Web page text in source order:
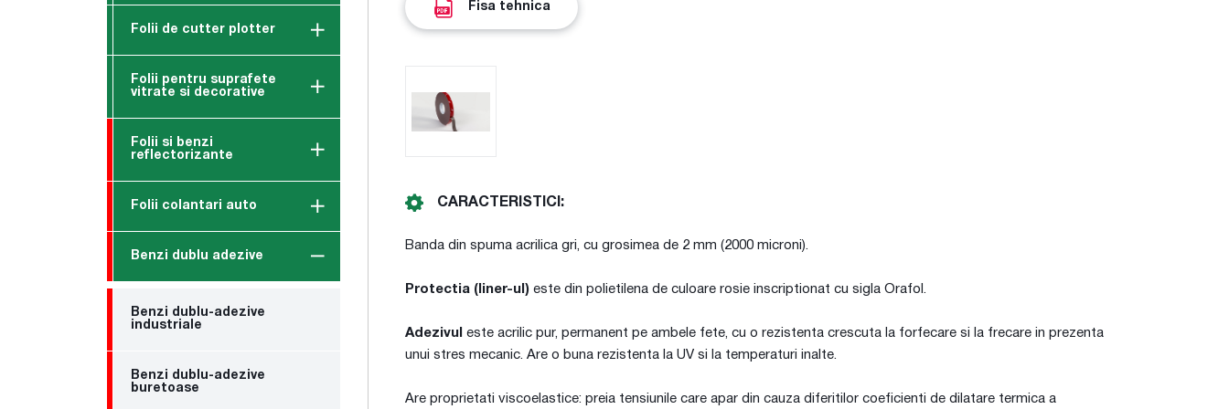
Folii de cutter plotter
Folii pentru suprafete
vitrate si decorative
Folii si benzi
reflectorizante
Folii colantari auto
Benzi dublu adezive
Benzi dublu-adezive
industriale
Benzi dublu-adezive
buretoase
Fisa tehnica
CARACTERISTICI:
Banda din spuma acrilica gri, cu grosimea de 2 mm (2000 microni).
Protectia (liner-ul) este din polietilena de culoare rosie inscriptionat cu sigla Orafol.
Adezivul este acrilic pur, permanent pe ambele fete, cu o rezistenta crescuta la forfecare si la frecare in prezenta
unui stres mecanic. Are o buna rezistenta la UV si la temperaturi inalte.
Are proprietati viscoelastice: preia tensiunile care apar din cauza diferitilor coeficienti de dilatare termica a